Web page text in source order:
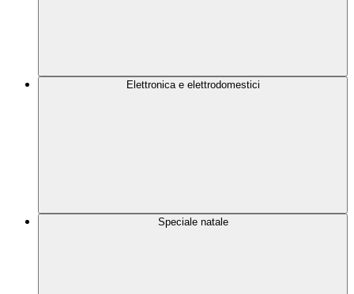
Elettronica e elettrodomestici
Speciale natale